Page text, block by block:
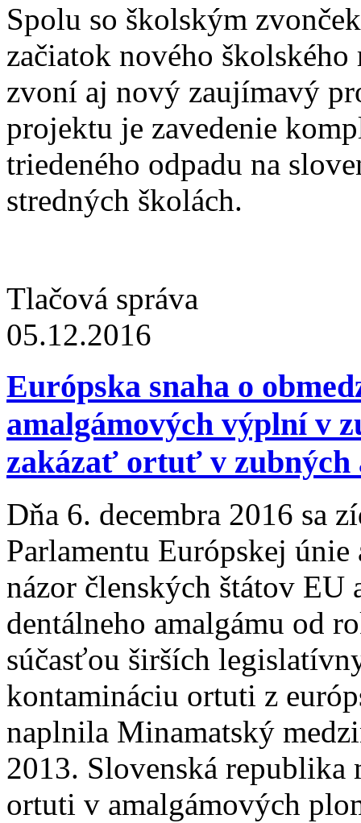
Spolu so školským
začiatok nového
zvoní aj nový zaujímavý
projektu je zavedenie
triedeného odpadu na
stredných školách.
Tlačová správa
05.12.2016
Európska snaha o
amalgámových výplní v
zakázať ortuť v zubných
Dňa 6. decembra 2016 sa
Parlamentu Európskej
názor členských štátov EU
dentálneho amalgámu od
súčasťou širších
kontamináciu ortuti z
naplnila Minamatský
2013. Slovenská
ortuti v amalgámových